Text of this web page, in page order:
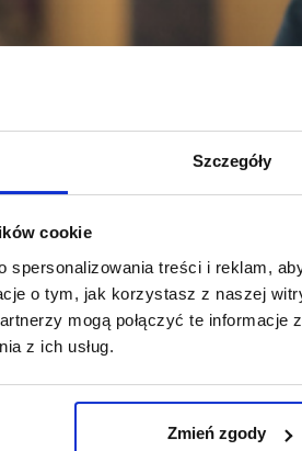
Szczegóły
cookie
spersonalizowania treści i reklam,
o tym, jak korzystasz z naszej
mogą połączyć te informacje
z ich usług.
Zmień zgody